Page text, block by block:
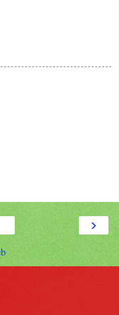
›